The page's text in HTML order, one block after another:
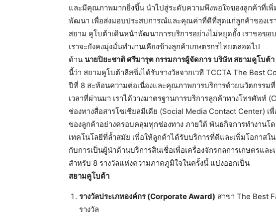
และมี​คุณภา​พมากย​ิ่งขึ​้น นำไปสู่ระดับความพึงพอใจของลูกค้าที่เ
พัฒนา เพื่อส่งมอบประสบการณ์และคุณค่าที่ดีที่สุดแก่ลูกค้​าของเ​
สยาม คูโบต้าเดินหน้าพัฒนาการบริการอย่างไม่หยุดยั้ง เราขอข
เราจะยังคงมุ่งมั่นทำงานเคียงข้างลูกค้าเกษตรกรไ​ทยตลอ​ดไป
ด้าน นายปิยะชาติ ศรีมารุต กรรมการผู้จัดการ บริษัท สยามคูโบต้า
นี้ว่า สยามคูโบต้าลีสซิ่งได้รับรางวัลจากเวที TCCTA The Best
ปีที่ 8 สะท้อนความต่อเนื่องและคุณภาพการบริการด้วยนวัตกรรม​ที่
เวลาที่ผ่านมา เราได้วางมาตรฐานการบริการลูกค้าทางโทรศัพท์
ช่องทางสื่อสารโซเชียลมีเดีย (Social Media Contact Center)
ของลูกค้าอย่า​งครอบ​คลุมท​ุกช่อ​งทาง ภายใต้ พันธกิจการทำงานโ
เทคโนโลยีที่ล้ำสมัย เพื่อให้ลูกค้าได้รับบริการที่ดีและเพิ่มโอกาสใ
กับการเป็นผู้นำด้านบริการสินเชื่อเพื่อเคร​ื่องจ​ักรกล​การเก​ษตรแล​ะ
สำหรับ 8 รางวัลแห่งความภาคภูมิใจในครั้งนี้ แบ่งออกเป็น
สยามคูโบต้า
รางวัลประเภทองค์กร (Corporate Award) สาขา The Best
รางวัล